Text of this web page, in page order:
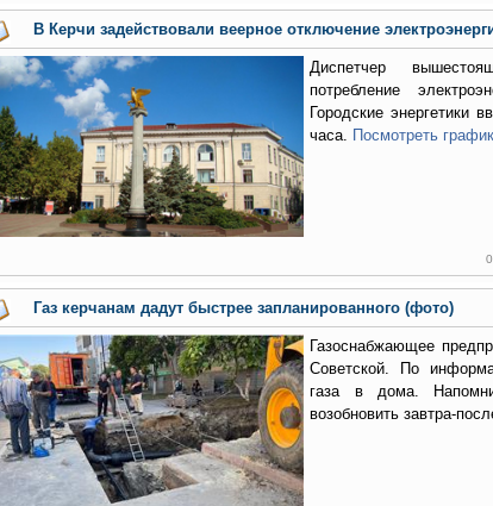
В Керчи задействовали веерное отключение
Диспетчер
потребление
Городские энергетики
часа. Посмотреть
Газ керчанам дадут быстрее запланированного (фото)
Газоснабжающее
Советской. По
газа в дома.
возобновить завтра-